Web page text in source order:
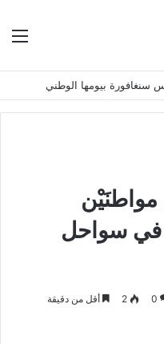
سنغافورة بيومها الوطني
في سواحل
0
2 أقل من دقيقة